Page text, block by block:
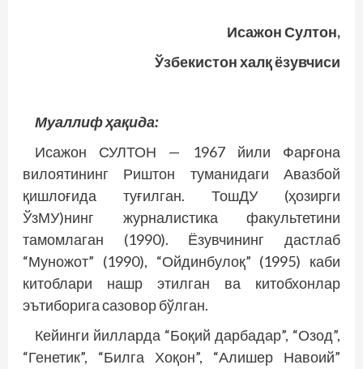
Исажон Султон,
Ўзбекистон халқ ёзувчиси
Муаллиф ҳақида:
Исажон СУЛТОН — 1967 йили Фарғона
вилоятининг Риштон туманидаги Авазбой
қишлоғида туғилган. Тош­ДУ (ҳозирги
ЎзМУ)нинг журналистика факультетини
тамомлаган (1990). Ёзувчининг дастлаб
“Муножот” (1990), “Ойдинбулоқ” (1995) каби
китоблари нашр этилган ва китобхонлар
эътиборига сазовор бўлган.
Кейинги йилларда “Боқий дарбадар”, “Озод”,
“Генетик”, “Билга Хоқон”, “Алишер Навоий”